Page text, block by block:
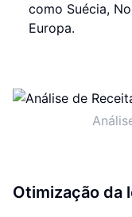
como Suécia,
Europa.
Otimização da